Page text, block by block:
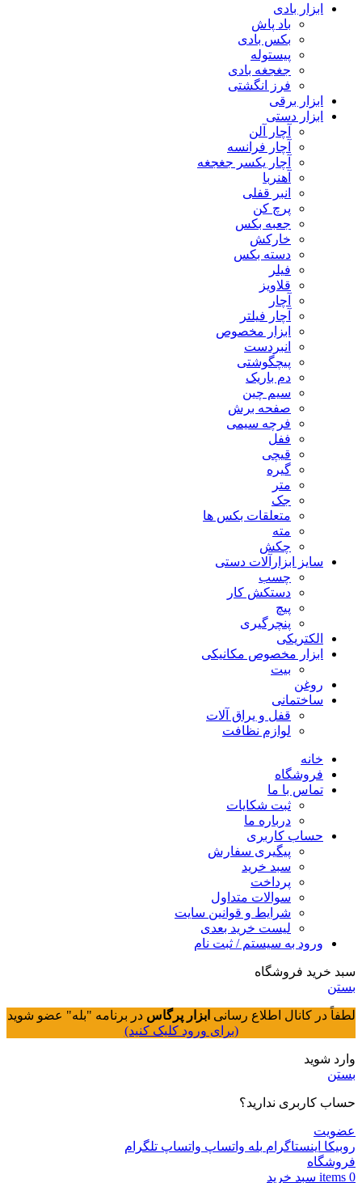
ابزار بادی
باد پاش
بکس بادی
پیستوله
جغجغه بادی
فرز انگشتی
ابزار برقی
ابزار دستی
آچار آلن
آچار فرانسه
آچار یکسر جغجغه
آهنربا
انبر قفلی
پرچ کن
جعبه بکس
خارکش
دسته بکس
فیلر
قلاویز
آچار
آچار فیلتر
ابزار مخصوص
انبردست
پیچگوشتی
دم باریک
سیم چین
صفحه برش
فرچه سیمی
ففل
قیچی
گیره
متر
جک
متعلقات بکس ها
مته
چکش
سایز ابزارآلات دستی
چسب
دستکش کار
پیچ
پنچرگیری
الکتریکی
ابزار مخصوص مکانیکی
بیت
روغن
ساختمانی
قفل و یراق آلات
لوازم نظافت
خانه
فروشگاه
تماس با ما
ثبت شکایات
درباره ما
حساب کاربری
پیگیری سفارش
سبد خرید
پرداخت
سوالات متداول
شرایط و قوانین سایت
لیست خرید بعدی
ورود به سیستم / ثبت نام
سبد خرید فروشگاه
بستن
لطفاً در کانال اطلاع رسانی ابزار پرگاس در برنامه "بله" عضو شوید
(برای ورود کلیک کنید)
وارد شوید
بستن
حساب کاربری ندارید؟
عضویت
روبیکا اینستاگرام بله واتساپ واتساپ تلگرام
فروشگاه
0
items سبد خريد